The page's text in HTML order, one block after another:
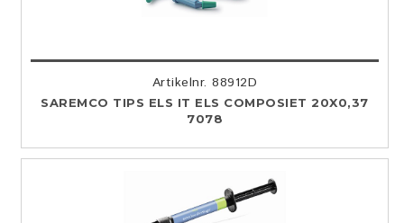
Artikelnr. 88912D
SAREMCO TIPS ELS IT ELS COMPOSIET 20X0,37
7078